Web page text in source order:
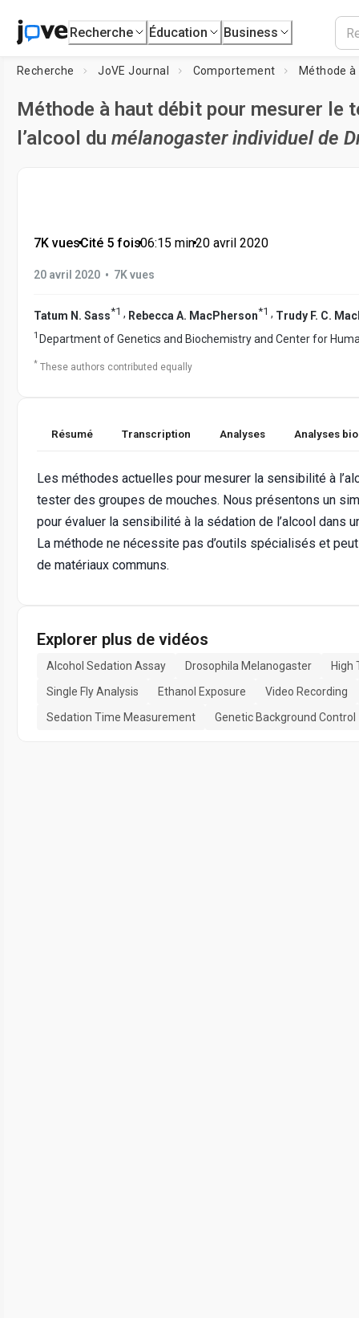
Recherche Éducation Business
Recherche JoVE Journal Comportement
Méthode à haut débit pour mesurer le
l’alcool du mélanogaster individuel de
7K vues•Cité 5 fois•06:15 min•20 avril 2020
20 avril 2020 • 7K vues
Tatum N. Sass*1 , Rebecca A. MacPherson*1 , Trudy F. C.
1 Department of Genetics and Biochemistry and Center for
* These authors contributed equally
Résumé Transcription Analyses Analyses
Les méthodes actuelles pour mesurer la sensibilité à
tester des groupes de mouches. Nous présentons un
pour évaluer la sensibilité à la sédation de l’alcool dans
La méthode ne nécessite pas d’outils spécialisés et
de matériaux communs.
Explorer plus de vidéos
Alcohol Sedation Assay Drosophila Melanogaster
High
Single Fly Analysis
Ethanol Exposure
Video Recording
Sedation Time Measurement
Genetic Background Control